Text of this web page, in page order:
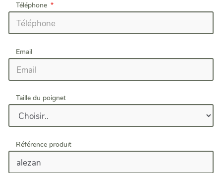
Téléphone
Email
Taille du poignet
Référence produit